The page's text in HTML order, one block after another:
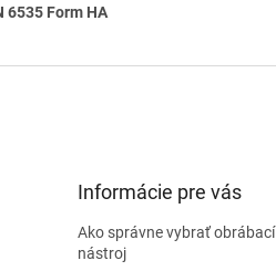
6535 Form HA
Informácie pre vás
Ako správne vybrať obrábací
nástroj